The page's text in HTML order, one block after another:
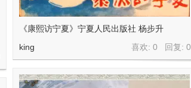
《康熙访宁夏》宁夏人民出版社 杨步升
喜欢: 0 回复:0
king